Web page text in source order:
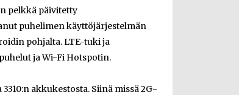
pelkkä päivitetty
puhelimen käyttöjärjestelmän
pohjalta. LTE-tuki ja
ja Wi-Fi Hotspotin.
akkukestosta. Siinä missä 2G-